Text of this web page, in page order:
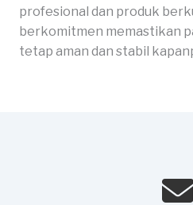
profesional dan produk
berkomitmen memastikan
tetap aman dan stabil